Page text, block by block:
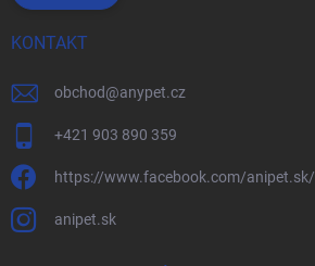
KONTAKT
obchod@anypet.cz
+421 903 890 359
https://www.facebook.com/anipet.sk/
anipet.sk